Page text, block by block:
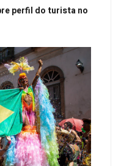
perfil do turista no